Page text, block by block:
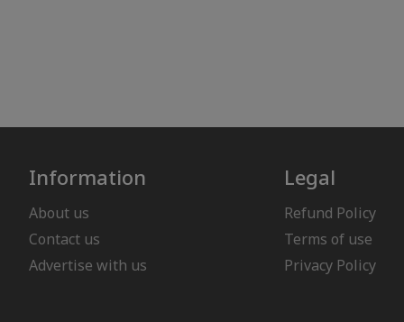
Information
About us
Contact us
Advertise with us
Legal
Refund Policy
Terms of use
Privacy Policy